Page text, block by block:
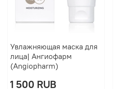
Увлажняющая маска для
лица| Ангиофарм
(Angiopharm)
1 500 RUB